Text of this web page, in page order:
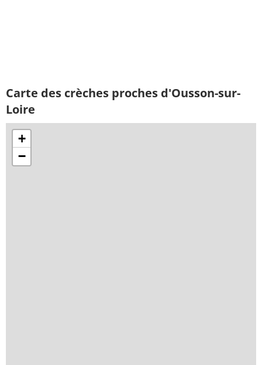
Carte des crèches proches d'Ousson-sur-
Loire
+
−